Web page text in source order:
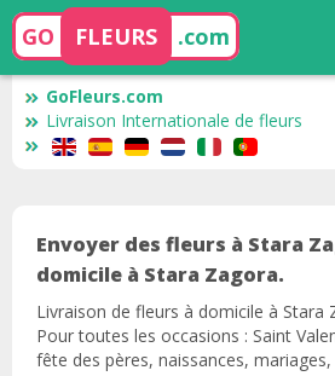
GO FLEURS .com
GoFleurs.com
Livraison Internationale de fleurs
Envoyer des fleurs à Stara
domicile à Stara Zagora.
Livraison de fleurs à domicile à Stara
Pour toutes les occasions : Saint
fête des pères, naissances,